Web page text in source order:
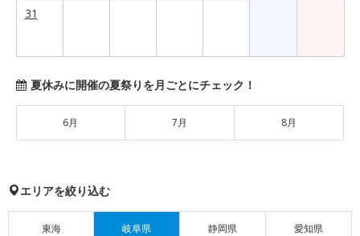
31
夏休みに開催の夏祭りを月ごとにチェック！
6月 7月 8月
エリアを絞り込む
東海 岐阜県 静岡県 愛知県